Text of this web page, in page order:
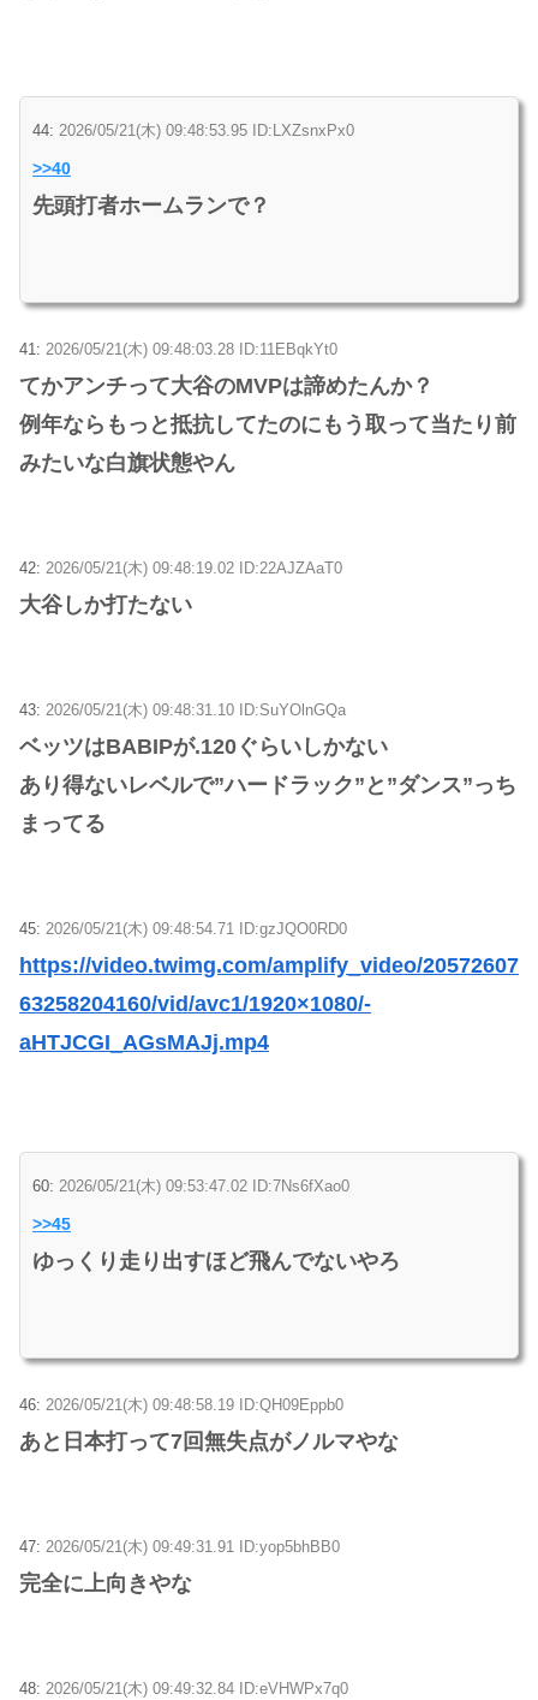
44: 2026/05/21(木) 09:48:53.95 ID:LXZsnxPx0
>>40
先頭打者ホームランで？
41: 2026/05/21(木) 09:48:03.28 ID:11EBqkYt0
てかアンチって大谷のMVPは諦めたんか？
例年ならもっと抵抗してたのにもう取って当たり前
みたいな白旗状態やん
42: 2026/05/21(木) 09:48:19.02 ID:22AJZAaT0
大谷しか打たない
43: 2026/05/21(木) 09:48:31.10 ID:SuYOlnGQa
ベッツはBABIPが.120ぐらいしかない
あり得ないレベルで”ハードラック”と”ダンス”っち
まってる
45: 2026/05/21(木) 09:48:54.71 ID:gzJQO0RD0
https://video.twimg.com/amplify_video/20572607
63258204160/vid/avc1/1920×1080/-
aHTJCGI_AGsMAJj.mp4
60: 2026/05/21(木) 09:53:47.02 ID:7Ns6fXao0
>>45
ゆっくり走り出すほど飛んでないやろ
46: 2026/05/21(木) 09:48:58.19 ID:QH09Eppb0
あと日本打って7回無失点がノルマやな
47: 2026/05/21(木) 09:49:31.91 ID:yop5bhBB0
完全に上向きやな
48: 2026/05/21(木) 09:49:32.84 ID:eVHWPx7q0